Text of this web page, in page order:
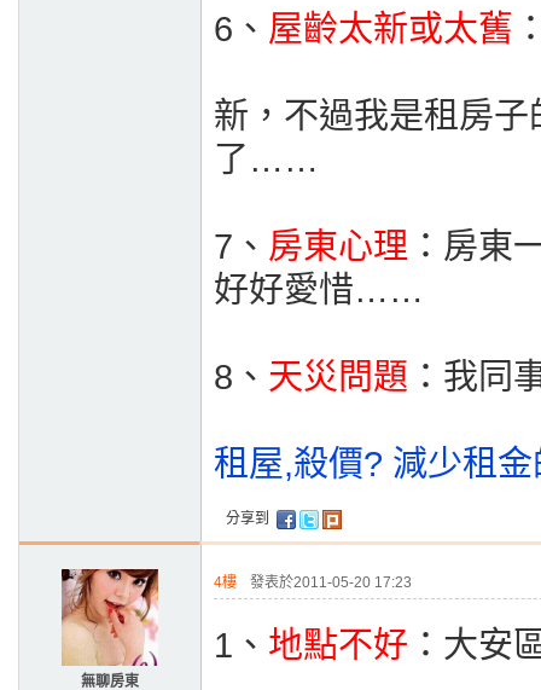
6、 屋齡太新或太舊
新，不過我是租房
了……
7、 房東心理 ：房東
好好愛惜……
8、 天災問題 ：我同
租屋,殺價? 減少租
分享到
無聊房東
4樓 發表於2011-05-20 17:23
1、 地點不好 ：大安